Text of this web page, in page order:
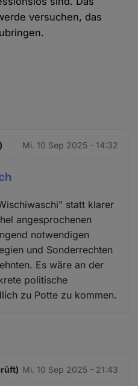
versuchen, das
Mi. 10 Sep 2025 - 14:32
statt klarer
angesprochenen
notwendigen
und Sonderrechten
Es wäre an der
politische
zu Potte zu kommen.
Mi. 10 Sep 2025 - 21:43